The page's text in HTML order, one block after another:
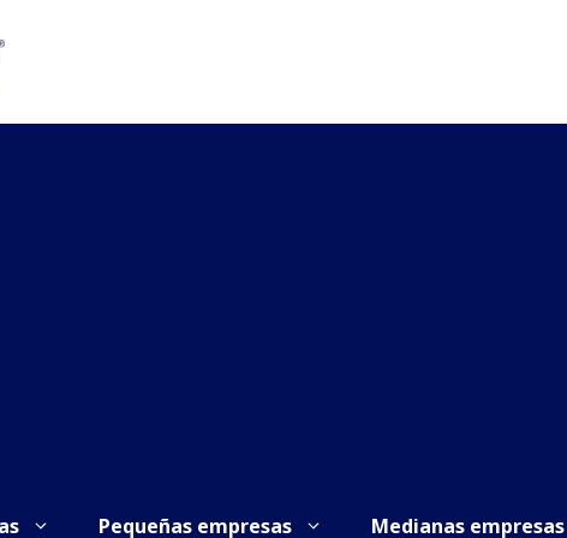
Pequeñas empresas Medianas empresas